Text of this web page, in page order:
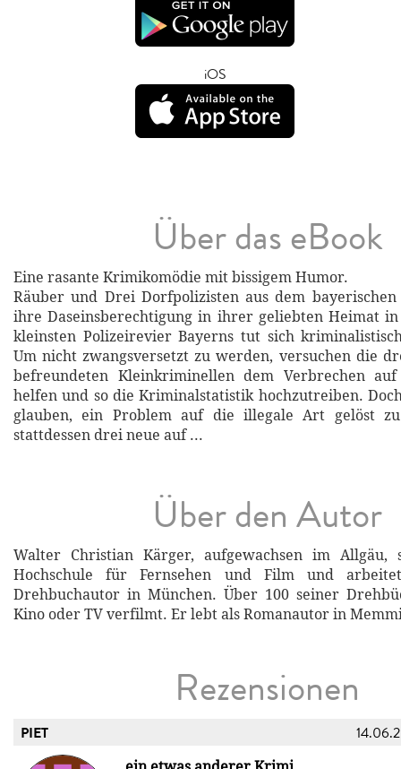
iOS
Über das eBook
Eine rasante Krimikomödie mit bissigem Humor.
Räuber und Drei Dorfpolizisten aus dem bayerischen
ihre Daseinsberechtigung in ihrer geliebten Heimat
kleinsten Polizeirevier Bayerns tut sich
Um nicht zwangsversetzt zu werden, versuchen die
befreundeten Kleinkriminellen dem Verbrechen
helfen und so die Kriminalstatistik hochzutreiben.
glauben, ein Problem auf die illegale Art gelöst
stattdessen drei neue auf ...
Über den Autor
Walter Christian Kärger, aufgewachsen im
Hochschule für Fernsehen und Film und
Drehbuchautor in München. Über 100 seiner
Kino oder TV verfilmt. Er lebt als Romanautor in
Rezensionen
PIET